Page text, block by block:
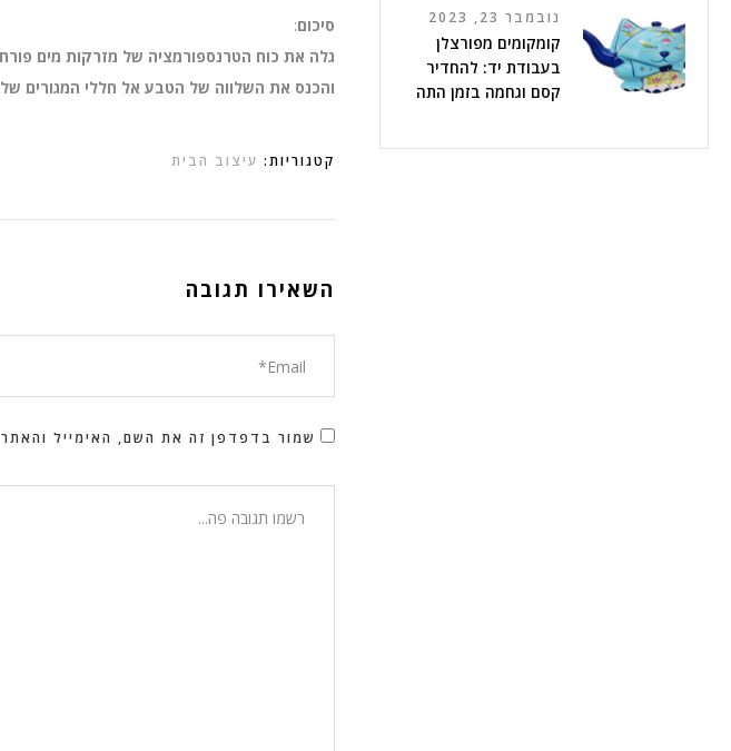
סיכום:
גלה את כוח הטרנספורמציה של מזרקות מים
והכנס את השלווה של הטבע אל חללי המגורים
קטגוריות: עיצוב הבית
השאירו תגובה
שמור בדפדפן זה את השם, האימייל
נובמבר 23, 2023
קומקומים מפורצלן
בעבודת יד: להחדיר
קסם וגחמה בזמן התה